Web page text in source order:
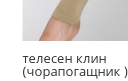
телесен клин
(чорапогащник )